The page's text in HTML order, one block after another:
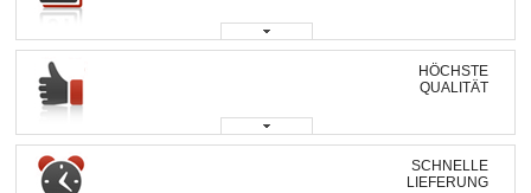
HÖCHSTE
QUALITÄT
SCHNELLE
LIEFERUNG